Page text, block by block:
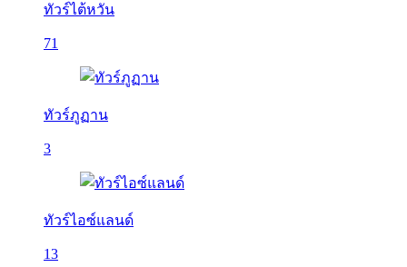
ทัวร์ไต้หวัน
71
ทัวร์ภูฏาน
3
ทัวร์ไอซ์แลนด์
13